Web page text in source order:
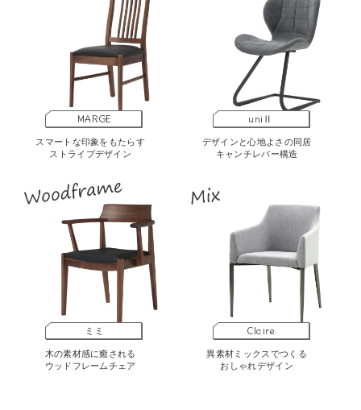
MARGE
スマートな印象をもたらす
ストライプデザイン
uniⅡ
デザインと心地よさの同居
キャンチレバー構造
ミミ
木の素材感に癒される
ウッドフレームチェア
Claire
異素材ミックスでつくる
おしゃれデザイン